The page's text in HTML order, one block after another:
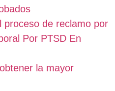
proceso de reclamo por
Por PTSD En
la mayor